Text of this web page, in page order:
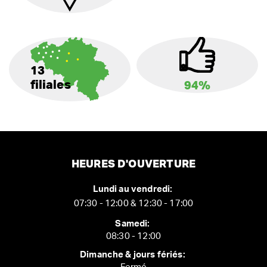
13
filiales
94%
HEURES D'OUVERTURE
Lundi au vendredi:
07:30 - 12:00 & 12:30 - 17:00
Samedi:
08:30 - 12:00
Dimanche & jours fériés: